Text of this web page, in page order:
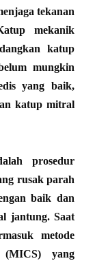
tekanan
mekanik
katup
mungkin
yang baik,
katup mitral
prosedur
rusak parah
baik dan
jantung. Saat
metode
(MICS) yang